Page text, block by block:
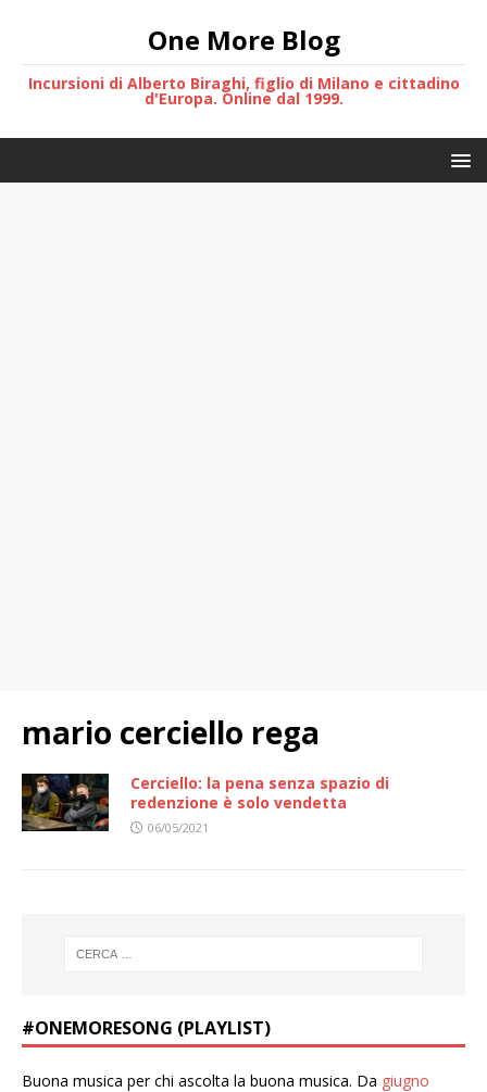
One More Blog
Incursioni di Alberto Biraghi, figlio di Milano e cittadino
d'Europa. Online dal 1999.
mario cerciello rega
Cerciello: la pena senza spazio di
redenzione è solo vendetta
06/05/2021
#ONEMORESONG (PLAYLIST)
Buona musica per chi ascolta la buona musica. Da giugno